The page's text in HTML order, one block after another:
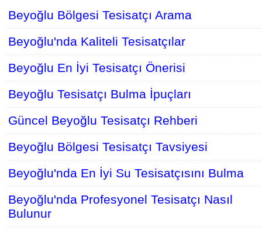
Beyoğlu Bölgesi Tesisatçı Arama
Beyoğlu'nda Kaliteli Tesisatçılar
Beyoğlu En İyi Tesisatçı Önerisi
Beyoğlu Tesisatçı Bulma İpuçları
Güncel Beyoğlu Tesisatçı Rehberi
Beyoğlu Bölgesi Tesisatçı Tavsiyesi
Beyoğlu'nda En İyi Su Tesisatçısını Bulma
Beyoğlu'nda Profesyonel Tesisatçı Nasıl
Bulunur